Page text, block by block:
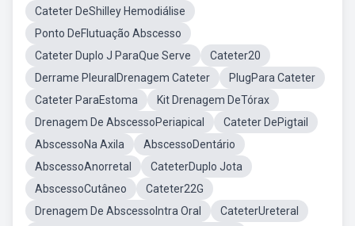
Cateter DeShilley Hemodiálise
Ponto DeFlutuação Abscesso
Cateter Duplo J ParaQue Serve
Cateter20
Derrame PleuralDrenagem Cateter
PlugPara Cateter
Cateter ParaEstoma
Kit Drenagem DeTórax
Drenagem De AbscessoPeriapical
Cateter DePigtail
AbscessoNa Axila
AbscessoDentário
AbscessoAnorretal
CateterDuplo Jota
AbscessoCutâneo
Cateter22G
Drenagem De AbscessoIntra Oral
CateterUreteral